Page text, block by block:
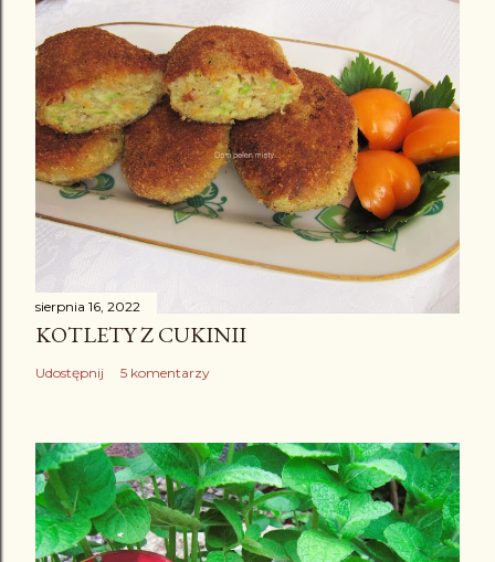
a
r
z
sierpnia 16, 2022
KOTLETY Z CUKINII
Udostępnij 5 komentarzy